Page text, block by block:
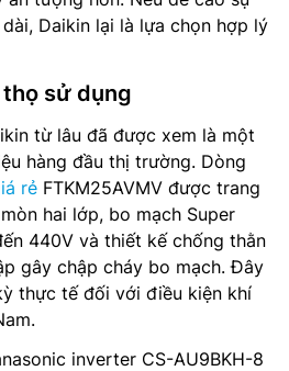
Daikin lại là lựa chọn hợp lý
sử dụng
từ lâu đã được xem là một
hàng đầu thị trường. Dòng
rẻ FTKM25AVMV được trang
hai lớp, bo mạch Super
440V và thiết kế chống thằn
gây chập cháy bo mạch. Đây
thực tế đối với điều kiện khí
inverter CS-AU9BKH-8